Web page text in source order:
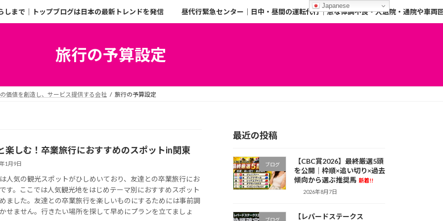
しまで｜トップブログは日本の最新トレンドを発信 昼代行緊急センター｜日中・昼間の運転代行｜急な体調不良・入退院・通院や車両
旅行の予算設定
価値を創造し、サービス提供する会社 旅行の予算設定
楽しむ！卒業旅行におすすめのスポットin関東
1月9日
人気の観光スポットがひしめいており、友達との卒業旅行にお
す。ここでは人気観光地をはじめテーマ別におすすめスポット
ました。友達との卒業旅行を楽しいものにするためには事前調
せません。行きたい場所を探して早めにプランを立てましょ
最近の投稿
ブログ
【CBC賞2026】最終厳選5頭
を公開｜枠順×追い切り×過去
傾向から選ぶ推奨馬 新着!!
2026年8月7日
ブログ
【レパードステークス
Japanese